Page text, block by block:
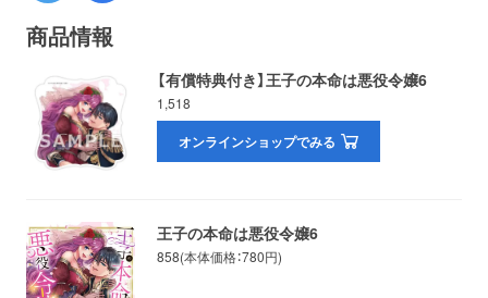
商品情報
【有償特典付き】王子の本命は悪役令嬢6
1,518
オンラインショップでみる
王子の本命は悪役令嬢6
858(本体価格：780円)
その他
イベント
フェア お知らせ
会社概要 プライバシーポリシー
お問い合わせ